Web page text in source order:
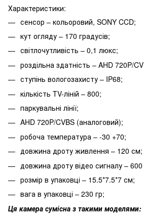
Характеристики:
сенсор – кольоровий, SONY CCD;
кут огляду – 170 градусів;
світлочутливість – 0,1 люкс;
роздільна здатність – AHD 720P/
ступінь вологозахисту – IP68;
кількість TV-ліній – 800;
паркувальні лінії;
AHD 720P/CVBS (аналоговий);
робоча температура – -30 +70;
довжина дроту живлення – 120 см;
довжина дроту відео сигналу –
розмір в упаковці – 15.5*7.5*7 см;
вага в упаковці – 230 гр;
Ця камера сумісна з такими моделями: